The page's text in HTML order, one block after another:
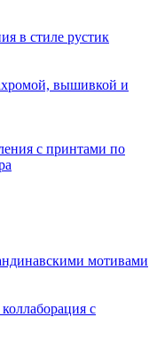
в стиле рустик
вышивкой и
с принтами по
мотивами
с